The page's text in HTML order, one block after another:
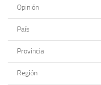
Opinión
País
Provincia
Región